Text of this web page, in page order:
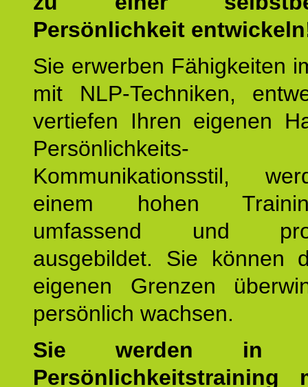
Persönlichkeit
Sie erwerben Fähigkeiten
mit NLP-Techniken,
vertiefen Ihren eigenen
Kommunikationsstil,
einem hohen
umfassend und
ausgebildet. Sie können
eigenen Grenzen
persönlich wachsen.
Sie werden in
Persönlichkeitstraining